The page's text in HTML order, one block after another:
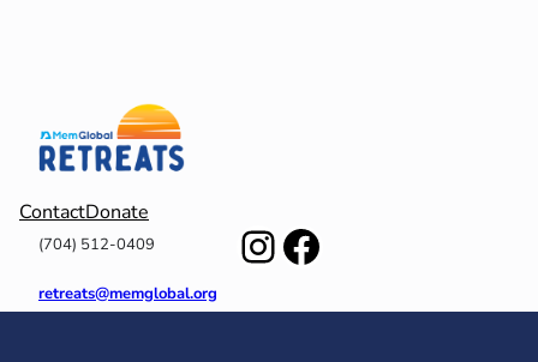
(704) 512-0409
retreats@memglobal.org
Instagram
Facebook
ContactDonate